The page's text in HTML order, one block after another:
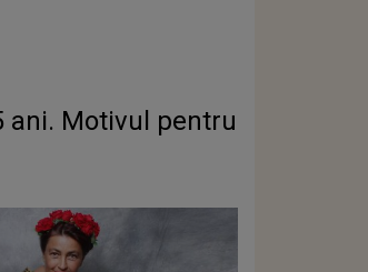
ani. Motivul pentru